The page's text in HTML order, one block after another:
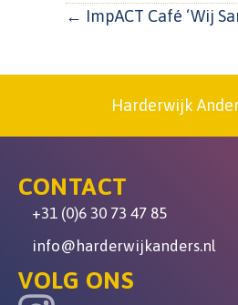
POSTS
← ImpACT Café ‘Wij
Harderwijk
CONTACT
+31 (0)6 30 73 47 85
info@harderwijkanders.nl
VOLG ONS